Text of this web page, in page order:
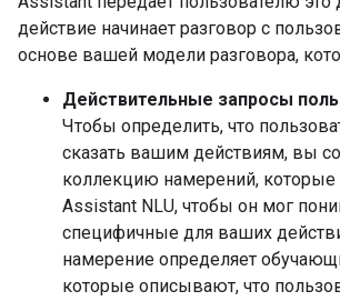
действие начинает разговор с
основе вашей модели разговора,
Действительные запросы
Чтобы определить, что
сказать вашим действиям, вы
коллекцию намерений,
Assistant NLU, чтобы он мог
специфичные для ваших
намерение определяет
которые описывают, что